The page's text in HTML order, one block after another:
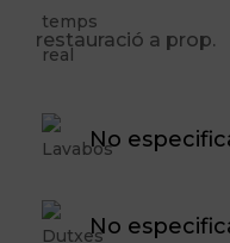
restauració a prop.
No
No